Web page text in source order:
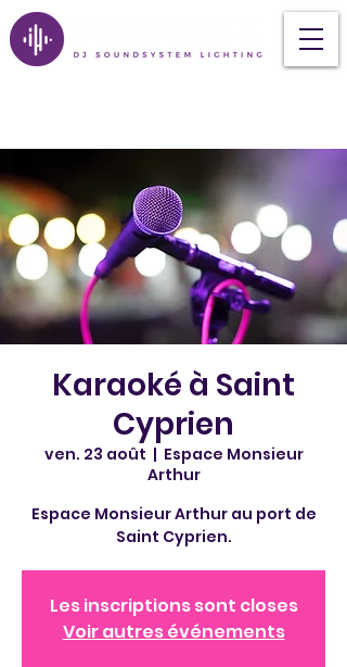
Karaoké à Saint
Cyprien
ven. 23 août
  |
Espace Monsieur
Arthur
Espace Monsieur Arthur au port de
Saint Cyprien.
Les inscriptions sont closes
Voir autres événements